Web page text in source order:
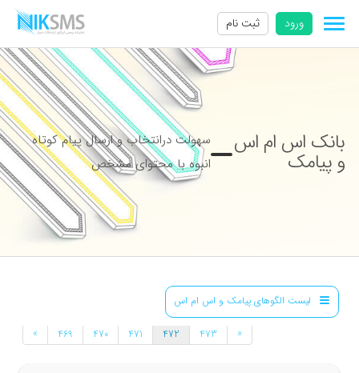
ورود ثبت نام
بانک اس ام اس
و پیامک
سهولت درانتخاب و ارسال پیام کوتاه
انبوه با محتوای مشخص
لیست الگوهای پیامک و اس ام اس
» 469 470 471 472 473 «